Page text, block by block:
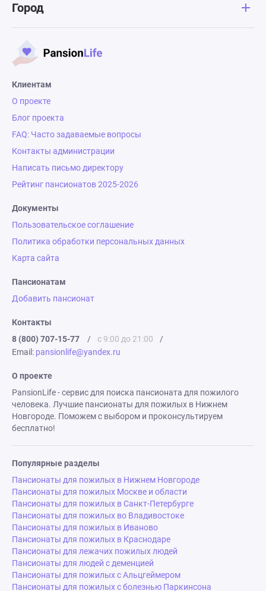
Город
Клиентам
О проекте
Блог проекта
FAQ: Часто задаваемые вопросы
Контакты администрации
Написать письмо директору
Рейтинг пансионатов 2025-2026
Документы
Пользовательское соглашение
Политика обработки персональных данных
Карта сайта
Пансионатам
Добавить пансионат
Контакты
8 (800) 707-15-77
/ с 9:00 до 21:00
/
Email: pansionlife@yandex.ru
О проекте
PansionLife - сервис для поиска пансионата для пожилого
человека. Лучшие пансионаты для пожилых в Нижнем
Новгороде. Поможем с выбором и проконсультируем
бесплатно!
Популярные разделы
Пансионаты для пожилых в Нижнем Новгороде
Пансионаты для пожилых Москве и области
Пансионаты для пожилых в Санкт-Петербурге
Пансионаты для пожилых во Владивостоке
Пансионаты для пожилых в Иваново
Пансионаты для пожилых в Краснодаре
Пансионаты для лежачих пожилых людей
Пансионаты для людей с деменцией
Пансионаты для пожилых с Альцгеймером
Пансионаты для пожилых с болезнью Паркинсона